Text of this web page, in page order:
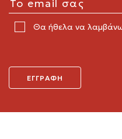
Θα ήθελα να